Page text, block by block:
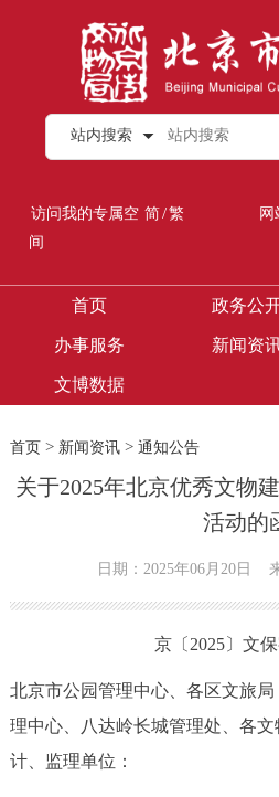
站内搜索
访问我的专属空
间
简/繁 网
首页 政务公
办事服务 新闻资
文博数据
首页> 新闻资讯> 通知公告
关于2025年北京优秀文物
活动的
日期：2025年06月20日
京〔2025〕文
北京市公园管理中心、各区文旅
理中心、八达岭长城管理处、各
计、监理单位：